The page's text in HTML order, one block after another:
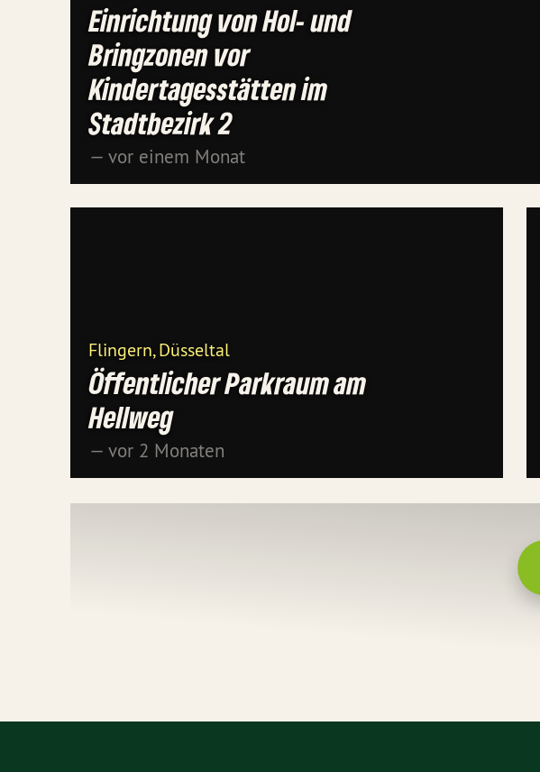
Einrichtung von Hol- und
Bringzonen vor
Kindertagesstätten im
Stadtbezirk 2
— vor einem Monat
Flingern, Düsseltal
Öffentlicher Parkraum am
Hellweg
— vor 2 Monaten